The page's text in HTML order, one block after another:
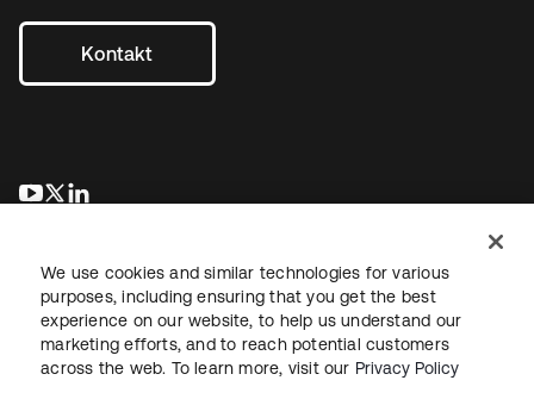
Kontakt
wird in einer neuen Registerkarte geöffnet
wird in einer neuen Registerkarte geöffnet
RechtDatenschutzrichtlinieNutzungsbedingungenSicherheit
We use cookies and similar technologies for various
purposes, including ensuring that you get the best
experience on our website, to help us understand our
marketing efforts, and to reach potential customers
across the web. To learn more, visit our Privacy Policy